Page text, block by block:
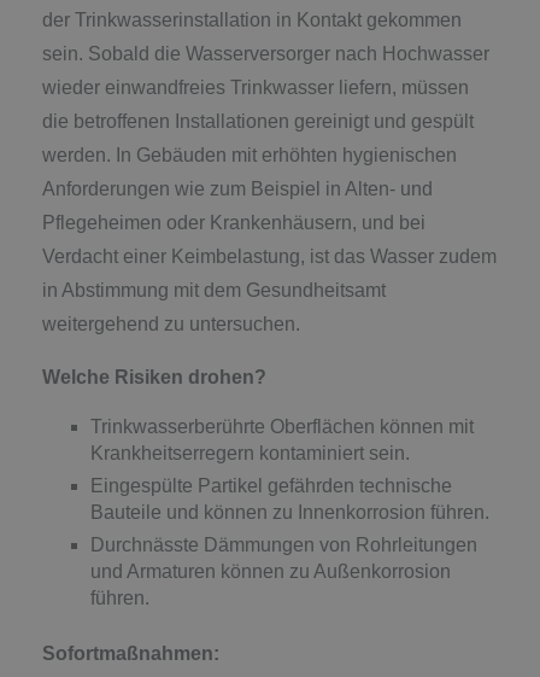
der Trinkwasserinstallation in Kontakt gekommen
sein. Sobald die Wasserversorger nach Hochwasser
wieder einwandfreies Trinkwasser liefern, müssen
die betroffenen Installationen gereinigt und gespült
werden. In Gebäuden mit erhöhten hygienischen
Anforderungen wie zum Beispiel in Alten- und
Pflegeheimen oder Krankenhäusern, und bei
Verdacht einer Keimbelastung, ist das Wasser zudem
in Abstimmung mit dem Gesundheitsamt
weitergehend zu untersuchen.
Welche Risiken drohen?
Trinkwasserberührte Oberflächen können mit
Krankheitserregern kontaminiert sein.
Eingespülte Partikel gefährden technische
Bauteile und können zu Innenkorrosion führen.
Durchnässte Dämmungen von Rohrleitungen
und Armaturen können zu Außenkorrosion
führen.
Sofortmaßnahmen: